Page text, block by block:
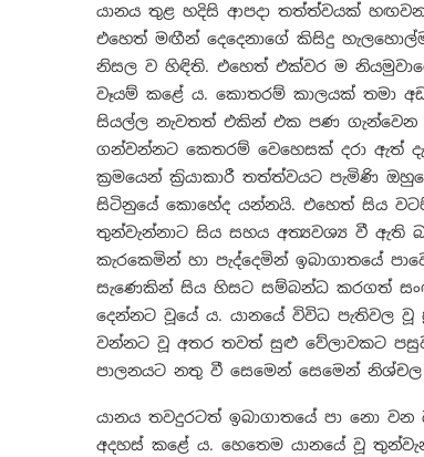
යානය තුළ හදිසි ආපදා තත්ත්වයක්
එහෙත් මඟීන් දෙදෙනාගේ කිසිදු
නිසල ව හිඳිති. එහෙත් එක්වර ම
වෑයම් කළේ ය. කොතරම් කාලයක් තමා
සියල්ල නැවතත් එකින් එක පණ ගැන්වෙන
ගන්වන්නට කෙතරම් වෙහෙසක් දරා ඇත්
ක්‍රමයෙන් ක්‍රියාකාරී තත්ත්වයට පැමිණි
සිටිනුයේ කොහේද යන්නයි. එහෙත් සිය
තුන්වැන්නාට සිය සහය අත්‍යවශ්‍ය වී ඇති
කැරකෙමින් හා පැද්දෙමින් ඉබාගාතයේ
සැණෙකින් සිය හිසට සම්බන්ධ කරගත්
දෙන්නට වූයේ ය. යානයේ විවිධ පැතිවල වූ
වන්නට වූ අතර තවත් සුළු වේලාවකට
පාලනයට නතු වී සෙමෙන් සෙමෙන්
යානය තවදුරටත් ඉබාගාතයේ පා නො
අදහස් කළේ ය. හෙතෙම යානයේ වූ